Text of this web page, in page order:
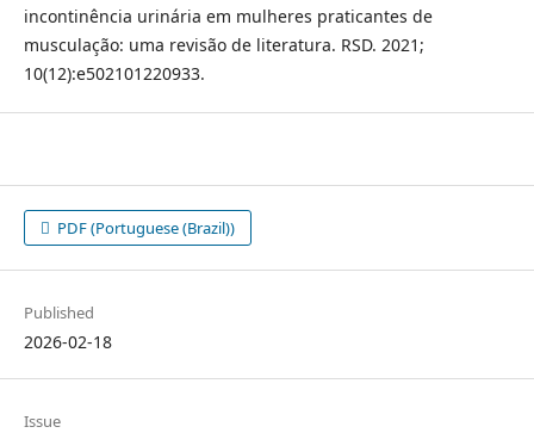
incontinência urinária em mulheres praticantes de
musculação: uma revisão de literatura. RSD. 2021;
10(12):e502101220933.
PDF (Portuguese (Brazil))
Published
2026-02-18
Issue